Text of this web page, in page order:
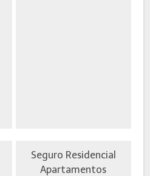
Seguro Residencial
Apartamentos